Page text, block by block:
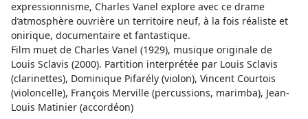
expressionnisme, Charles Vanel explore avec ce drame
d’atmosphère ouvrière un territoire neuf, à la fois réaliste et
onirique, documentaire et fantastique.
Film muet de Charles Vanel (1929), musique originale de
Louis Sclavis (2000). Partition interprétée par Louis Sclavis
(clarinettes), Dominique Pifarély (violon), Vincent Courtois
(violoncelle), François Merville (percussions, marimba), Jean-
Louis Matinier (accordéon)